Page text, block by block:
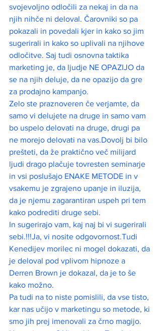
svojevoljno odločili za nekaj in da na
njih nihče ni deloval. Čarovniki so pa
pokazali in povedali kjer in kako so jim
sugerirali in kako so uplivali na njihove
odločitve. Saj tudi osnovna taktika
marketing je, da ljudje NE OPAZIJO da
se na njih deluje, da ne opazijo da gre
za prodajno kampanjo.
Zelo ste praznoveren če verjamte, da
samo vi delujete na druge in samo vam
bo uspelo delovati na druge, drugi pa
ne morejo delovati na vas.Dovolj bi bilo
prešteti, da že praktično več milijard
ljudi drago plačuje tovresten seminarje
in vsi poslušajo ENAKE METODE in v
vsakemu je zgrajeno upanje in iluzija,
da je njemu zagarantiran uspeh pri tem
kako podrediti druge sebi.
In sugerirajo vam, kaj naj bi vi sugerirali
sebi.!!!Ja, vi nosite odgovornost.Tudi
Kenedijev morilec ni mogel dokazati, da
je deloval pod vplivom hipnoze a
Derren Brown je dokazal, da je to še
kako možno.
Pa tudi na to niste pomislili, da vse tisto,
kar nas učijo v marketingu so metode, ki
smo jih prej imenovali za črno magijo.